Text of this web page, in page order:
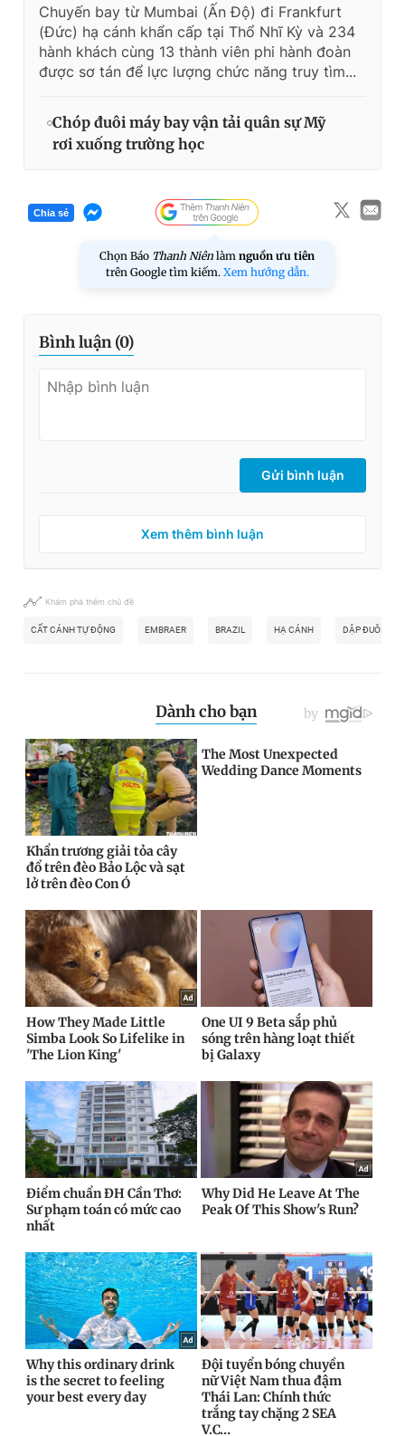
Chuyến bay từ Mumbai (Ấn Độ) đi Frankfurt
(Đức) hạ cánh khẩn cấp tại Thổ Nhĩ Kỳ và 234
hành khách cùng 13 thành viên phi hành đoàn
được sơ tán để lực lượng chức năng truy tìm...
Chóp đuôi máy bay vận tải quân sự Mỹ
rơi xuống trường học
Chia sẻ
Chọn Báo Thanh Niên làm nguồn ưu tiên
trên Google tìm kiếm. Xem hướng dẫn.
Bình luận (0)
Gửi bình luận
Xem thêm bình luận
Khám phá thêm chủ đề
CẤT CÁNH TỰ ĐỘNG EMBRAER BRAZIL HẠ CÁNH DẬP ĐUÔI